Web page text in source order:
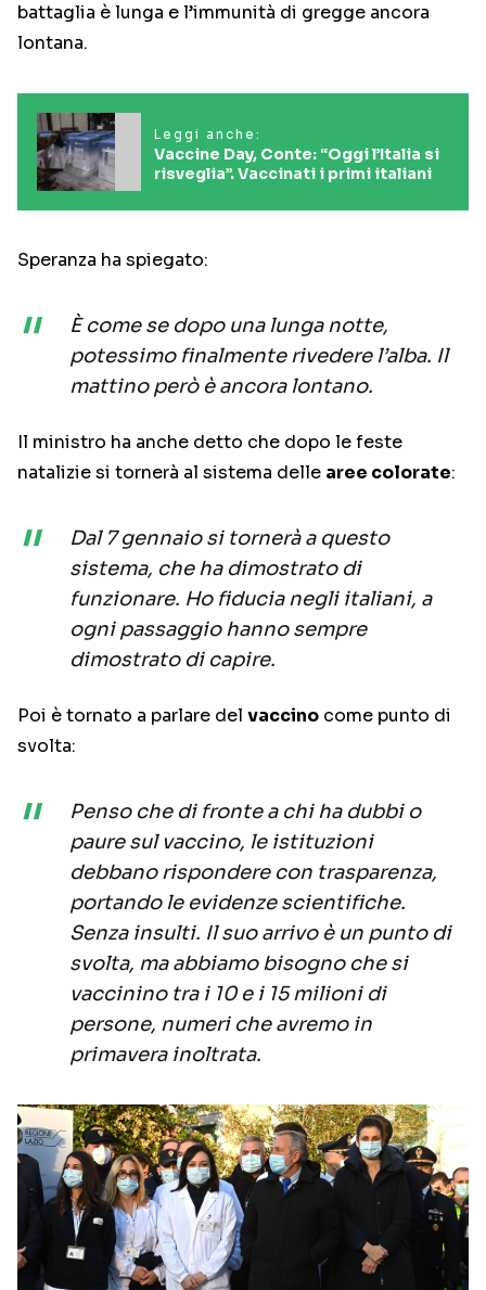
battaglia è lunga e l’immunità di gregge ancora
lontana.
Leggi anche:
Vaccine Day, Conte: “Oggi l’Italia si
risveglia”. Vaccinati i primi italiani
Speranza ha spiegato:
È come se dopo una lunga notte,
potessimo finalmente rivedere l’alba. Il
mattino però è ancora lontano.
Il ministro ha anche detto che dopo le feste
natalizie si tornerà al sistema delle aree colorate:
Dal 7 gennaio si tornerà a questo
sistema, che ha dimostrato di
funzionare. Ho fiducia negli italiani, a
ogni passaggio hanno sempre
dimostrato di capire.
Poi è tornato a parlare del vaccino come punto di
svolta:
Penso che di fronte a chi ha dubbi o
paure sul vaccino, le istituzioni
debbano rispondere con trasparenza,
portando le evidenze scientifiche.
Senza insulti. Il suo arrivo è un punto di
svolta, ma abbiamo bisogno che si
vaccinino tra i 10 e i 15 milioni di
persone, numeri che avremo in
primavera inoltrata.